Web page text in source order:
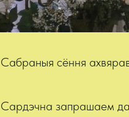
Сабраныя сёння
Сардэчна запрашаем да